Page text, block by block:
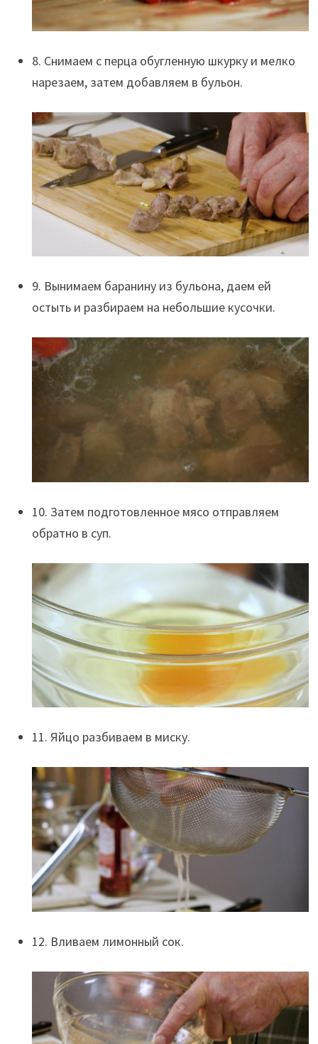
8. Снимаем с перца обугленную шкурку и мелко
нарезаем, затем добавляем в бульон.
9. Вынимаем баранину из бульона, даем ей
остыть и разбираем на небольшие кусочки.
10. Затем подготовленное мясо отправляем
обратно в суп.
11. Яйцо разбиваем в миску.
12. Вливаем лимонный сок.